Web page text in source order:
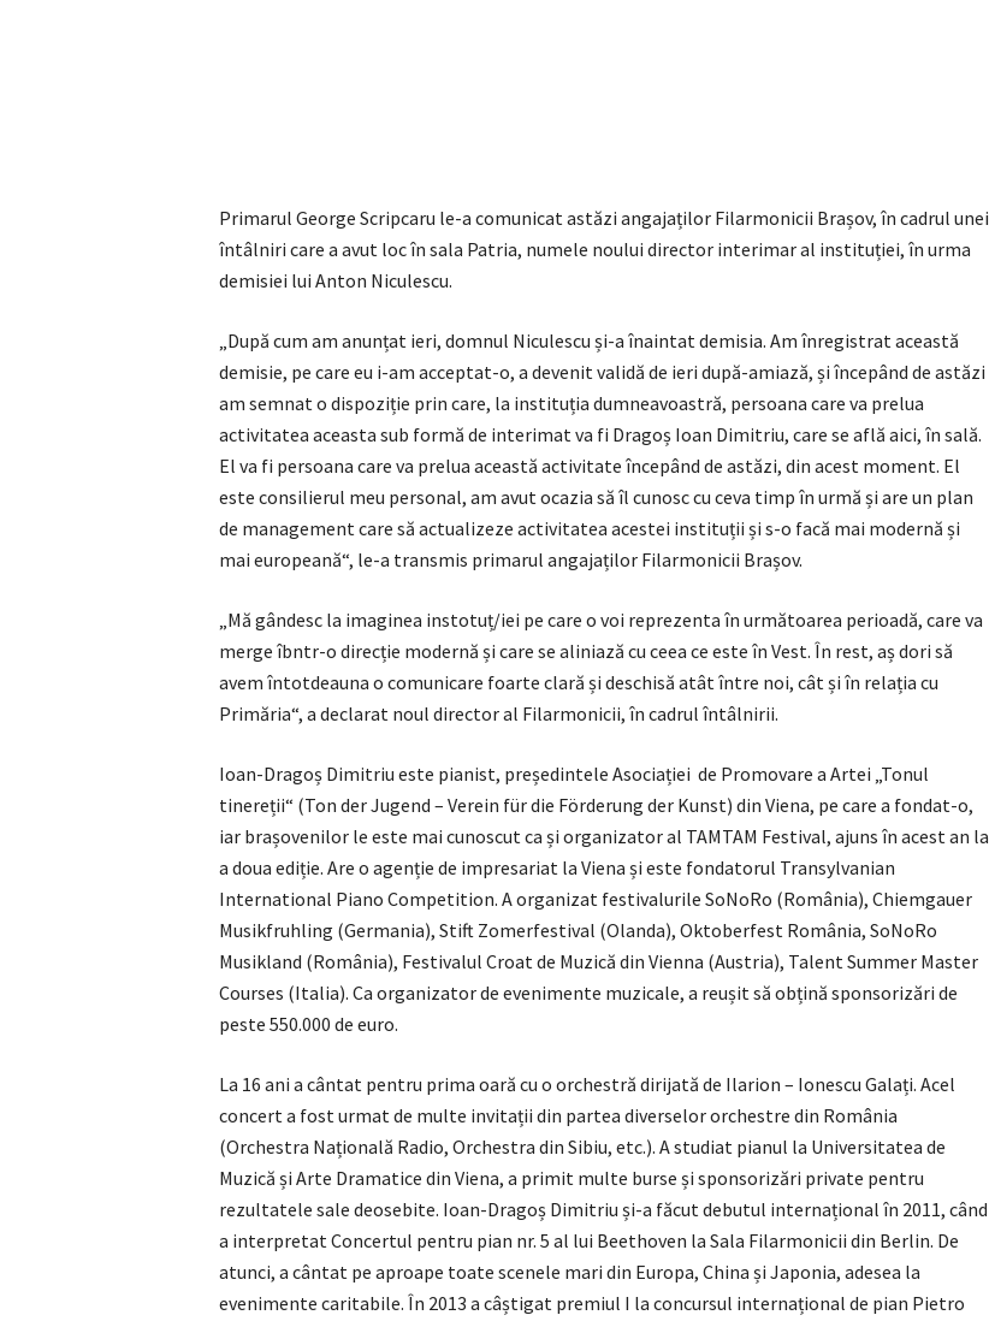
Primarul George Scripcaru le-a comunicat astăzi angajaților Filarmonicii Brașov, în cadrul unei
întâlniri care a avut loc în sala Patria, numele noului director interimar al instituției, în urma
demisiei lui Anton Niculescu.
„După cum am anunțat ieri, domnul Niculescu și-a înaintat demisia. Am înregistrat această
demisie, pe care eu i-am acceptat-o, a devenit validă de ieri după-amiază, și începând de astăzi
am semnat o dispoziție prin care, la instituția dumneavoastră, persoana care va prelua
activitatea aceasta sub formă de interimat va fi Dragoș Ioan Dimitriu, care se află aici, în sală.
El va fi persoana care va prelua această activitate începând de astăzi, din acest moment. El
este consilierul meu personal, am avut ocazia să îl cunosc cu ceva timp în urmă și are un plan
de management care să actualizeze activitatea acestei instituții și s-o facă mai modernă și
mai europeană“, le-a transmis primarul angajaților Filarmonicii Brașov.
„Mă gândesc la imaginea instotuț/iei pe care o voi reprezenta în următoarea perioadă, care va
merge îbntr-o direcție modernă și care se aliniază cu ceea ce este în Vest. În rest, aș dori să
avem întotdeauna o comunicare foarte clară și deschisă atât între noi, cât și în relația cu
Primăria“, a declarat noul director al Filarmonicii, în cadrul întâlnirii.
Ioan-Dragoș Dimitriu este pianist, președintele Asociației de Promovare a Artei „Tonul
tinereții“ (Ton der Jugend – Verein für die Förderung der Kunst) din Viena, pe care a fondat-o,
iar brașovenilor le este mai cunoscut ca și organizator al TAMTAM Festival, ajuns în acest an la
a doua ediție. Are o agenție de impresariat la Viena și este fondatorul Transylvanian
International Piano Competition. A organizat festivalurile SoNoRo (România), Chiemgauer
Musikfruhling (Germania), Stift Zomerfestival (Olanda), Oktoberfest România, SoNoRo
Musikland (România), Festivalul Croat de Muzică din Vienna (Austria), Talent Summer Master
Courses (Italia). Ca organizator de evenimente muzicale, a reușit să obțină sponsorizări de
peste 550.000 de euro.
La 16 ani a cântat pentru prima oară cu o orchestră dirijată de Ilarion – Ionescu Galați. Acel
concert a fost urmat de multe invitații din partea diverselor orchestre din România
(Orchestra Națională Radio, Orchestra din Sibiu, etc.). A studiat pianul la Universitatea de
Muzică și Arte Dramatice din Viena, a primit multe burse și sponsorizări private pentru
rezultatele sale deosebite. Ioan-Dragoș Dimitriu și-a făcut debutul internațional în 2011, când
a interpretat Concertul pentru pian nr. 5 al lui Beethoven la Sala Filarmonicii din Berlin. De
atunci, a cântat pe aproape toate scenele mari din Europa, China și Japonia, adesea la
evenimente caritabile. În 2013 a câștigat premiul I la concursul internațional de pian Pietro